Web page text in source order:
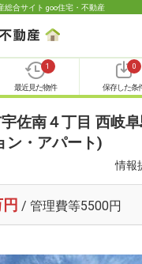
総合サイト goo住宅・不動産
1
最近見た物件
0
保存した条
佐南４丁目 西岐
ン・アパート)
情報
/ 管理費等5500円